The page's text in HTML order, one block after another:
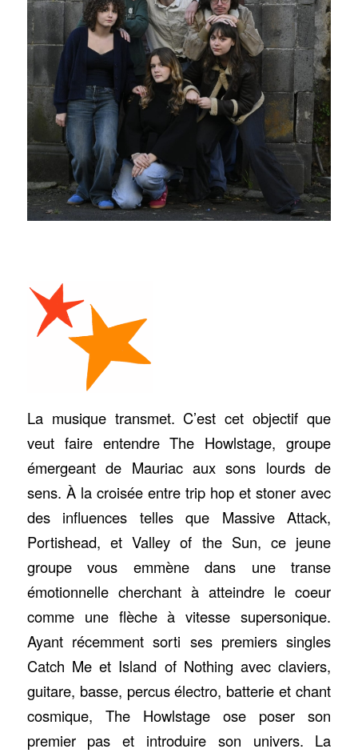
La musique transmet. C’est cet objectif que
veut faire entendre The Howlstage, groupe
émergeant de Mauriac aux sons lourds de
sens. À la croisée entre trip hop et stoner avec
des influences telles que Massive Attack,
Portishead, et Valley of the Sun, ce jeune
groupe vous emmène dans une transe
émotionnelle cherchant à atteindre le coeur
comme une flèche à vitesse supersonique.
Ayant récemment sorti ses premiers singles
Catch Me et Island of Nothing avec claviers,
guitare, basse, percus électro, batterie et chant
cosmique, The Howlstage ose poser son
premier pas et introduire son univers. La